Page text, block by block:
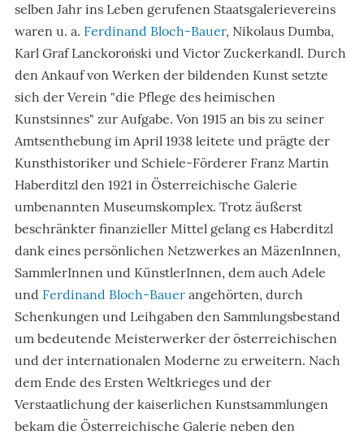
selben Jahr ins Leben gerufenen Staatsgalerievereins
waren u. a. Ferdinand Bloch-Bauer, Nikolaus Dumba,
Karl Graf Lanckoroński und Victor Zuckerkandl. Durch
den Ankauf von Werken der bildenden Kunst setzte
sich der Verein "die Pflege des heimischen
Kunstsinnes" zur Aufgabe. Von 1915 an bis zu seiner
Amtsenthebung im April 1938 leitete und prägte der
Kunsthistoriker und Schiele-Förderer Franz Martin
Haberditzl den 1921 in Österreichische Galerie
umbenannten Museumskomplex. Trotz äußerst
beschränkter finanzieller Mittel gelang es Haberditzl
dank eines persönlichen Netzwerkes an MäzenInnen,
SammlerInnen und KünstlerInnen, dem auch Adele
und Ferdinand Bloch-Bauer angehörten, durch
Schenkungen und Leihgaben den Sammlungsbestand
um bedeutende Meisterwerker der österreichischen
und der internationalen Moderne zu erweitern. Nach
dem Ende des Ersten Weltkrieges und der
Verstaatlichung der kaiserlichen Kunstsammlungen
bekam die Österreichische Galerie neben den